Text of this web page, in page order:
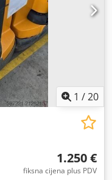
1 /20
1.250 €
fiksna cijena plus PDV